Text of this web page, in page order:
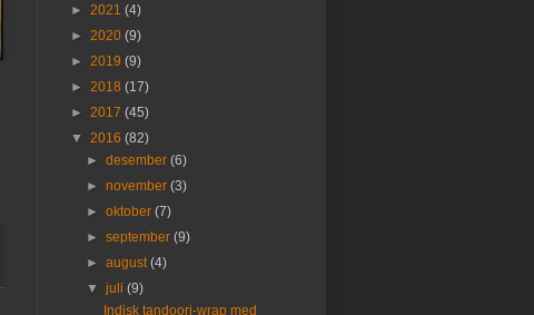
► 2021 (4)
► 2020 (9)
► 2019 (9)
► 2018 (17)
► 2017 (45)
▼ 2016 (82)
►desember(6)
►november(3)
►oktober(7)
►september(9)
►august(4)
▼juli(9)
Indisk tandoori-wrap med